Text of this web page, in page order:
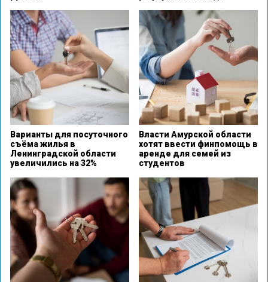
Варианты для посуточного
съёма жилья в
Ленинградской области
увеличились на 32%
Власти Амурской области
хотят ввести финпомощь в
аренде для семей из
студентов